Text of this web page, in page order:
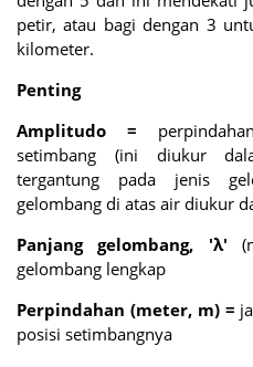
petir, atau bagi dengan 3
kilometer.
Penting
Amplitudo =
setimbang (ini diukur
tergantung pada jenis
gelombang di atas air diukur
Panjang gelombang, 'λ'
gelombang lengkap
Perpindahan (meter, m) =
posisi setimbangnya